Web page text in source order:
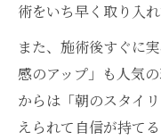
術をいち早く取り入
また、施術後すぐに
感のアップ」も人気
からは「朝のスタイ
えられて自信が持て